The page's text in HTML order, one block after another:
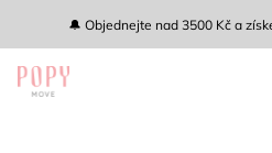
obsah
🔔 Objednejte nad 3500 Kč a